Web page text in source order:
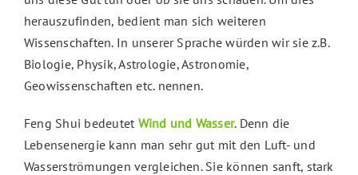
herauszufinden, bedient man sich weiteren
Wissenschaften. In unserer Sprache würden wir sie z.B.
Biologie, Physik, Astrologie, Astronomie,
Geowissenschaften etc. nennen.
Feng Shui bedeutet Wind und Wasser. Denn die
Lebensenergie kann man sehr gut mit den Luft- und
Wasserströmungen vergleichen. Sie können sanft, stark